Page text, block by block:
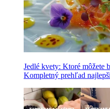
Jedlé kvety: Ktoré môžete
Kompletný prehľad